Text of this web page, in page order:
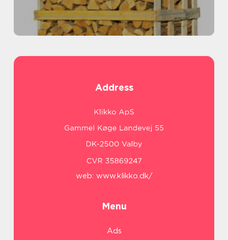
Address
web: www.klikko.dk/
Menu
Ads